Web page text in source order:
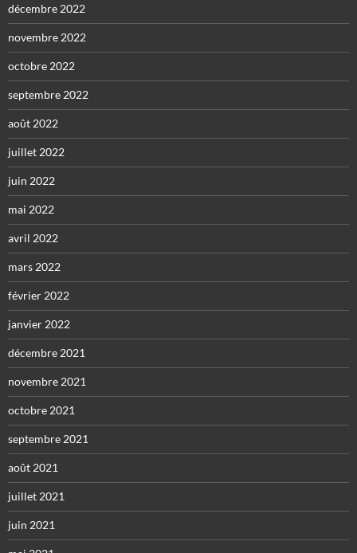
décembre 2022
novembre 2022
octobre 2022
septembre 2022
août 2022
juillet 2022
juin 2022
mai 2022
avril 2022
mars 2022
février 2022
janvier 2022
décembre 2021
novembre 2021
octobre 2021
septembre 2021
août 2021
juillet 2021
juin 2021